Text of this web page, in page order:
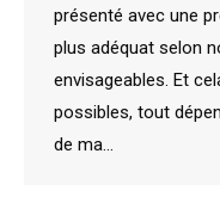
présenté avec une
plus adéquat selon
envisageables. Et
possibles, tout
de ma…